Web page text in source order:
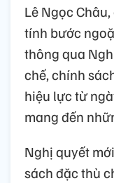
Lê Ngọc
tính bước
thông qua
chế, chính
hiệu lực từ
mang đến
Nghị quyết
sách đặc thù